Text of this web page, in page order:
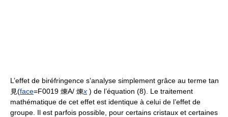
L’effet de biréfringence s’analyse simplement grâce au terme tan
見(face=F0019 煉A/ 煉x ) de l’équation (8). Le traitement
mathématique de cet effet est identique à celui de l’effet de
groupe. Il est parfois possible, pour certains cristaux et certaines